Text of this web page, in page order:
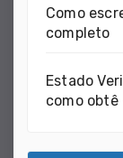
Como
completo
Estado
como obtê